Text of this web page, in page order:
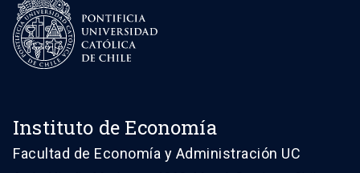
Instituto de Economía
Facultad de Economía y Administración UC